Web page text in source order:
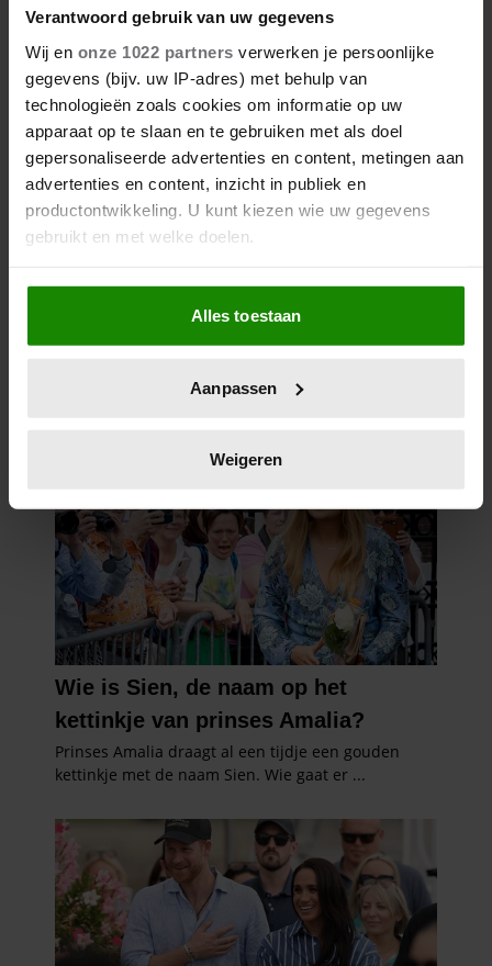
Verantwoord gebruik van uw gegevens
Wij en onze 1022 partners verwerken je persoonlijke
gegevens (bijv. uw IP-adres) met behulp van
technologieën zoals cookies om informatie op uw
apparaat op te slaan en te gebruiken met als doel
gepersonaliseerde advertenties en content, metingen aan
advertenties en content, inzicht in publiek en
productontwikkeling. U kunt kiezen wie uw gegevens
gebruikt en met welke doelen.
Als u het toestaat, willen we ook graag:
Informatie verzamelen over uw geografische
locatie, die tot een paar meter nauwkeurig kan zijn
scannen op specifieke eigenschappen (fingerprinting)
verwerkt en stel uw voorkeuren in het
intrekken in de Cookieverklaring.
We gebruiken cookies om content en advertenties te
personaliseren, om functies voor social media te bieden
en om ons websiteverkeer te analyseren. Ook delen we
informatie over uw gebruik van onze site met onze
partners voor social media, adverteren en analyse. Deze
partners kunnen deze gegevens combineren met andere
informatie die u aan ze heeft verstrekt of die ze hebben
verzameld op basis van uw gebruik van hun services. U
gaat akkoord met onze cookies als u onze website blijft
Alles toestaan
Aanpassen
Weigeren